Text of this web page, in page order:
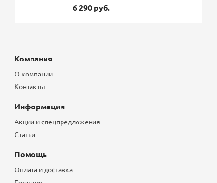
6 290 руб.
Компания
О компании
Контакты
Информация
Акции и спецпредложения
Статьи
Помощь
Оплата и доставка